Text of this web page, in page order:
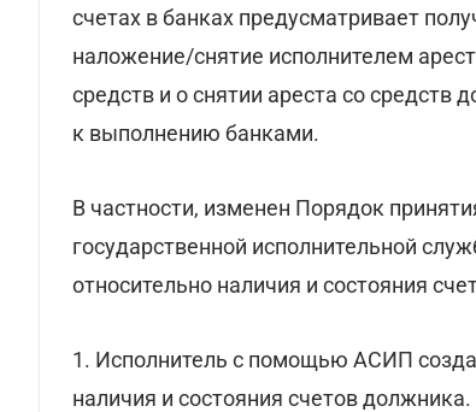
счетах в банках предусматривает
наложение/снятие исполнителем
средств и о снятии ареста со
к выполнению банками.
В частности, изменен Порядок
государственной исполнительной
относительно наличия и состояния
1. Исполнитель с помощью АСИП
наличия и состояния счетов должника.